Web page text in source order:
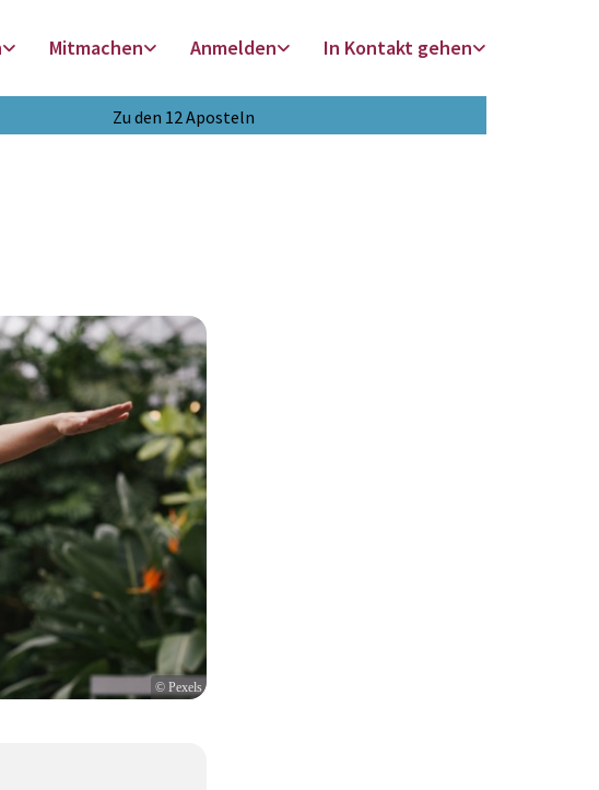
Mitmachen Anmelden In Kontakt gehen
Zu den 12 Aposteln
© Pexels